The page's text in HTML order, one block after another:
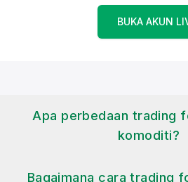
BUKA AKUN
Apa perbedaan trading
komoditi?
Bagaimana cara trading